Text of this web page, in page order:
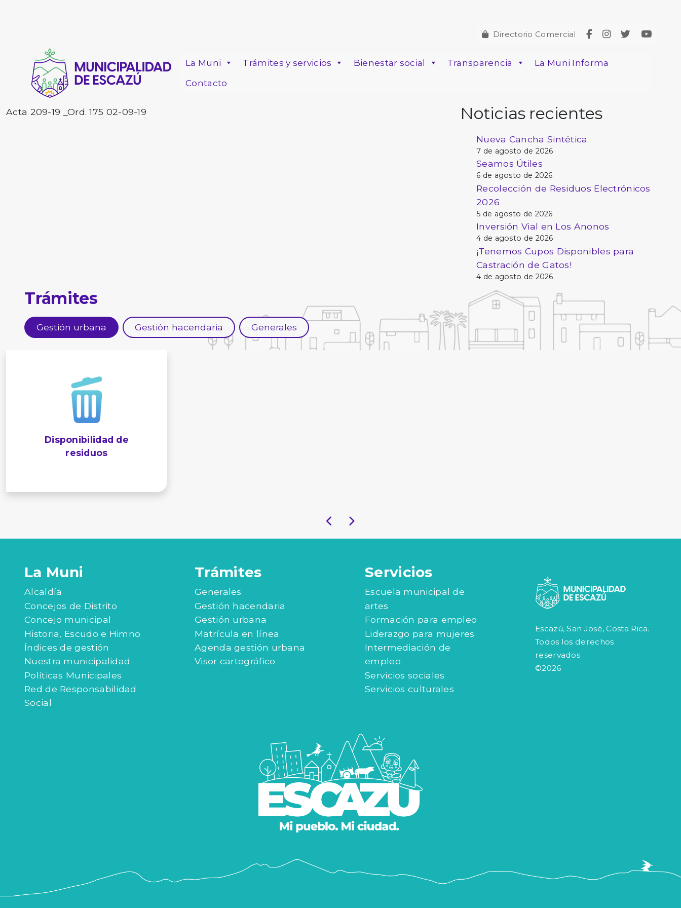
Directorio Comercial
La Muni Trámites y servicios Bienestar social Transparencia
La Muni Informa
Contacto
Acta 209-19 _Ord. 175 02-09-19 Noticias recientes
Nueva Cancha Sintética
7 de agosto de 2026
Seamos Útiles
6 de agosto de 2026
Recolección de Residuos Electrónicos
2026
5 de agosto de 2026
Inversión Vial en Los Anonos
4 de agosto de 2026
¡Tenemos Cupos Disponibles para
Castración de Gatos!
4 de agosto de 2026
Trámites
Gestión urbana Gestión hacendaria Generales
Disponibilidad de
residuos
La Muni
Alcaldía
Concejos de Distrito
Concejo municipal
Historia, Escudo e Himno
Índices de gestión
Nuestra municipalidad
Políticas Municipales
Red de Responsabilidad
Social
Trámites
Generales
Gestión hacendaria
Gestión urbana
Matrícula en línea
Agenda gestión urbana
Visor cartográfico
Servicios
Escuela municipal de
artes
Formación para empleo
Liderazgo para mujeres
Intermediación de
empleo
Servicios sociales
Servicios culturales
Escazú, San José, Costa Rica.
Todos los derechos
reservados
©2026